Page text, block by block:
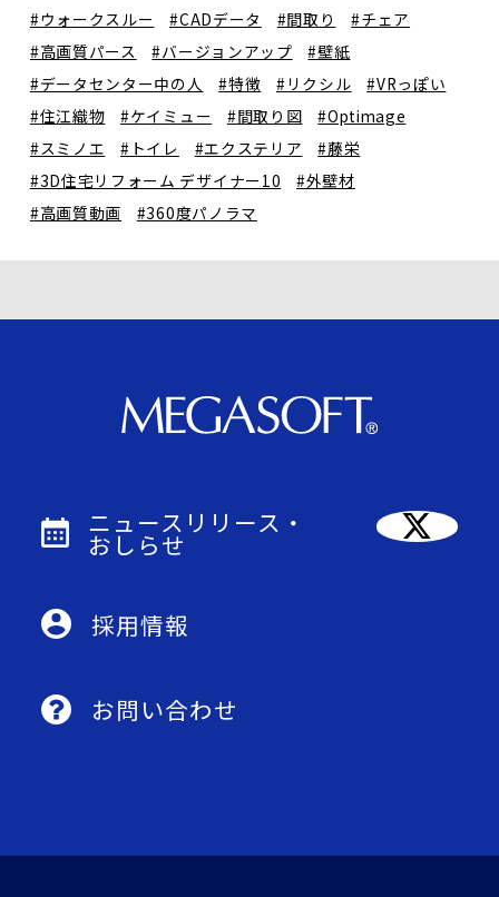
#ウォークスルー
#CADデータ #間取り
#チェア
#高画質パース
#バージョンアップ
#壁紙
#データセンター中の人
#特徴 #リクシル
#VRっぽい
#住江織物
#ケイミュー #間取り図
#Optimage
#スミノエ
#トイレ #エクステリア
#藤栄
#3D住宅リフォーム デザイナー10
#外壁材
#高画質動画
#360度パノラマ
ニュースリリース・
おしらせ
採用情報
お問い合わせ